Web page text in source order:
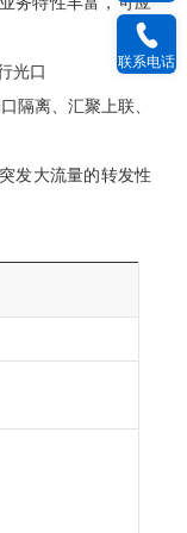
光口
隔离、汇聚上联、
发大流量的转发性
联系电话